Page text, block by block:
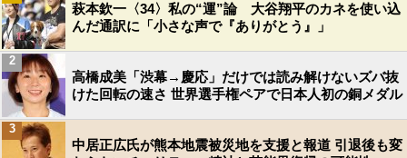
萩本欽一〈34〉私の“運”論 大谷翔平のカネを使い込
んだ通訳に「小さな声で『ありがとう』」
高橋成美「渋幕→慶応」だけでは読み解けないズバ抜
けた回転の速さ 世界選手権ペアで日本人初の銅メダル
2
中居正広氏が熊本地震被災地を支援と報道 引退後も変
3